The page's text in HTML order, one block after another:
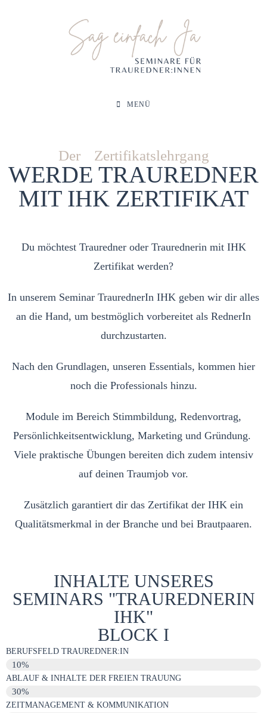
MENÜ
Der Zertifikatslehrgang
WERDE TRAUREDNER
MIT IHK ZERTIFIKAT
Du möchtest Trauredner oder Traurednerin mit IHK
Zertifikat werden?
In unserem Seminar TraurednerIn IHK geben wir dir alles
an die Hand, um bestmöglich vorbereitet als RednerIn
durchzustarten.
Nach den Grundlagen, unseren Essentials, kommen hier
noch die Professionals hinzu.
Module im Bereich Stimmbildung, Redenvortrag,
Persönlichkeitsentwicklung, Marketing und Gründung.
Viele praktische Übungen bereiten dich zudem intensiv
auf deinen Traumjob vor.
Zusätzlich garantiert dir das Zertifikat der IHK ein
Qualitätsmerkmal in der Branche und bei Brautpaaren.
INHALTE UNSERES
SEMINARS "TRAUREDNERIN
IHK"
BLOCK I
BERUFSFELD TRAUREDNER:IN
10%
ABLAUF & INHALTE DER FREIEN TRAUUNG
30%
ZEITMANAGEMENT & KOMMUNIKATION